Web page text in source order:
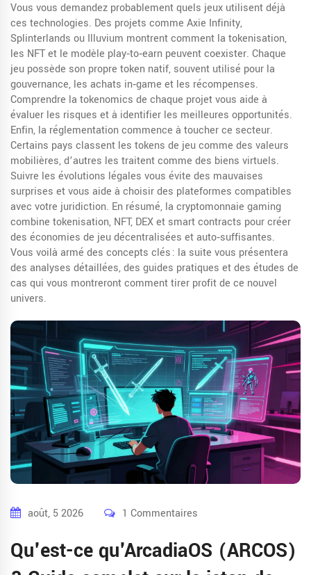
Vous vous demandez probablement quels jeux utilisent déjà
ces technologies. Des projets comme Axie Infinity,
Splinterlands ou Illuvium montrent comment la tokenisation,
les NFT et le modèle play‑to‑earn peuvent coexister. Chaque
jeu possède son propre token natif, souvent utilisé pour la
gouvernance, les achats in‑game et les récompenses.
Comprendre la tokenomics de chaque projet vous aide à
évaluer les risques et à identifier les meilleures opportunités.
Enfin, la réglementation commence à toucher ce secteur.
Certains pays classent les tokens de jeu comme des valeurs
mobilières, d’autres les traitent comme des biens virtuels.
Suivre les évolutions légales vous évite des mauvaises
surprises et vous aide à choisir des plateformes compatibles
avec votre juridiction. En résumé, la cryptomonnaie gaming
combine tokenisation, NFT, DEX et smart contracts pour créer
des économies de jeu décentralisées et auto‑suffisantes.
Vous voilà armé des concepts clés : la suite vous présentera
des analyses détaillées, des guides pratiques et des études de
cas qui vous montreront comment tirer profit de ce nouvel
univers.
août, 5 2026 1 Commentaires
Qu'est-ce qu'ArcadiaOS (ARCOS)